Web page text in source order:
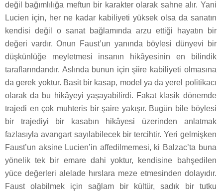
değil bağımlılığa meftun bir karakter olarak sahne alır. Yani
Lucien için, her ne kadar kabiliyeti yüksek olsa da sanatın
kendisi değil o sanat bağlamında arzu ettiği hayatın bir
değeri vardır. Onun Faust’un yanında böylesi dünyevi bir
düşkünlüğe meyletmesi insanın hikâyesinin en bilindik
taraflarındandır. Aslında bunun için şiire kabiliyeti olmasına
da gerek yoktur. Basit bir kasap, model ya da yerel politikacı
olarak da bu hikâyeyi yaşayabilirdi. Fakat klasik dönemde
trajedi en çok muhteris bir şaire yakışır. Bugün bile böylesi
bir trajediyi bir kasabın hikâyesi üzerinden anlatmak
fazlasıyla avangart sayılabilecek bir tercihtir. Yeri gelmişken
Faust’un aksine Lucien’in affedilmemesi, ki Balzac’ta buna
yönelik tek bir emare dahi yoktur, kendisine bahşedilen
yüce değerleri alelade hırslara meze etmesinden dolayıdır.
Faust olabilmek için sağlam bir kültür, sadık bir tutku